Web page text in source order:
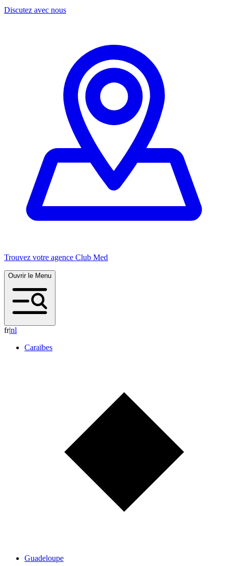
Discutez avec nous
Trouvez votre agence Club Med
Ouvrir le Menu
fr|nl
Caraïbes
Guadeloupe